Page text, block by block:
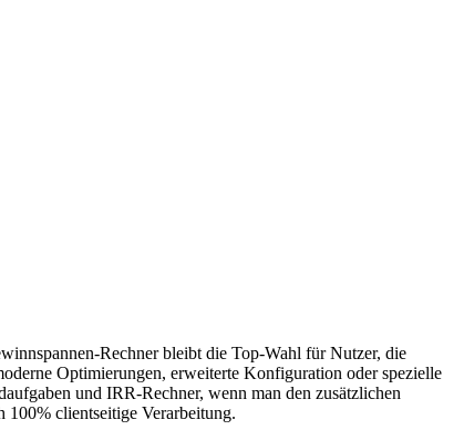
Rechner bleibt die Top-Wahl für Nutzer, die
Optimierungen, erweiterte Konfiguration oder spezielle
und IRR-Rechner, wenn man den zusätzlichen
100% clientseitige Verarbeitung.